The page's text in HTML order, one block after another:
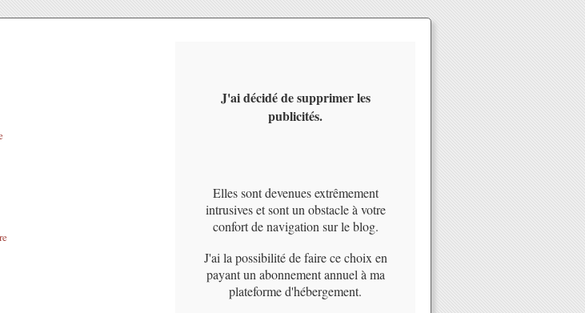
J'ai décidé de supprimer les
publicités.
Elles sont devenues extrêmement
intrusives et sont un obstacle à votre
confort de navigation sur le blog.
J'ai la possibilité de faire ce choix en
payant un abonnement annuel à ma
plateforme d'hébergement.